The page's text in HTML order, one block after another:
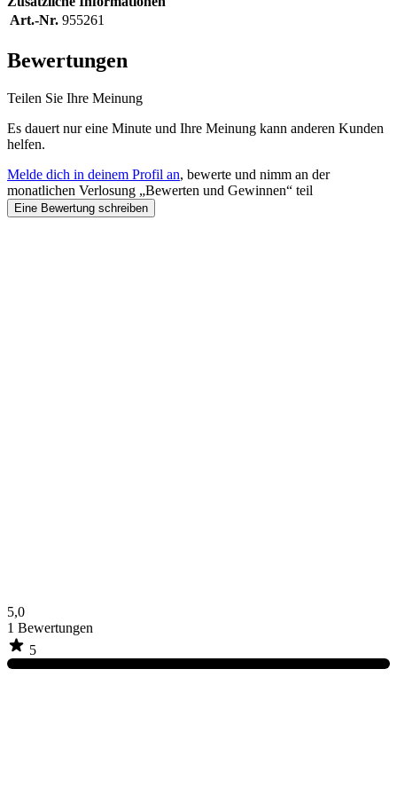
Art.-Nr. 955261
Bewertungen
Teilen Sie Ihre Meinung
Es dauert nur eine Minute und Ihre Meinung kann anderen Kunden
helfen.
Melde dich in deinem Profil an, bewerte und nimm an der
monatlichen Verlosung „Bewerten und Gewinnen“ teil
Eine Bewertung schreiben
5,0
1 Bewertungen
5